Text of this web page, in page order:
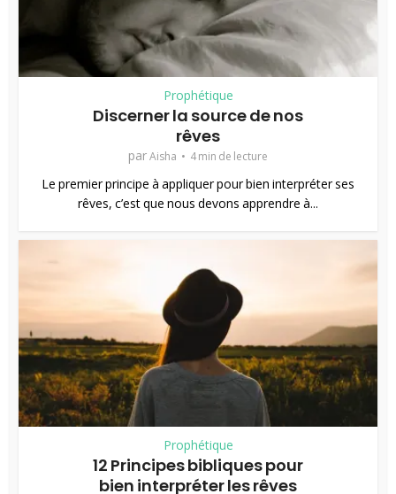
Prophétique
Discerner la source de nos
rêves
parAisha 4 min de lecture
Le premier principe à appliquer pour bien interpréter ses
rêves, c’est que nous devons apprendre à...
Prophétique
12 Principes bibliques pour
bien interpréter les rêves